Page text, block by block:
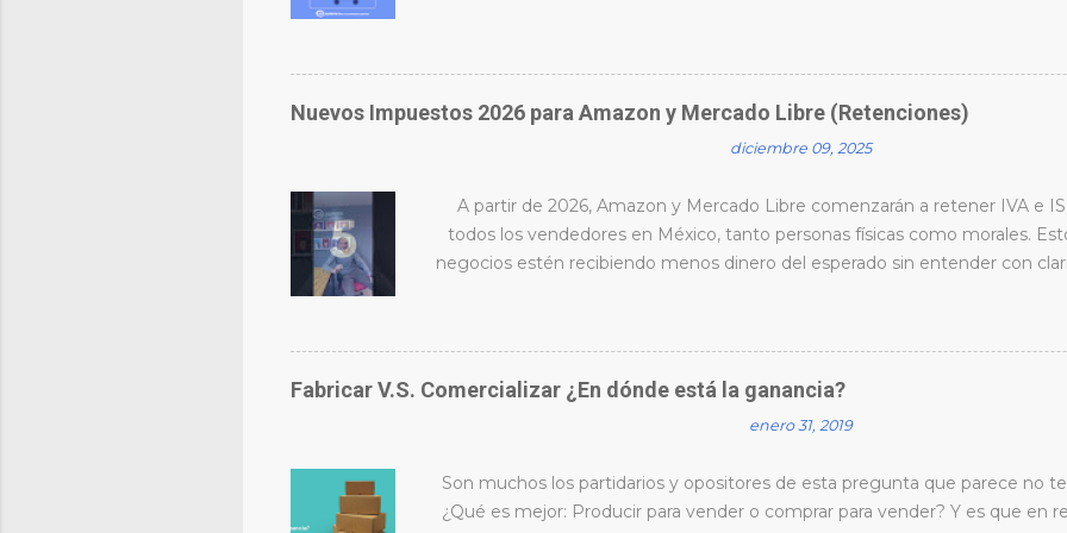
de pesos para poder estar vendiendo 1 millón mensual, aquí depende
maquilas. Moda, ropa y accesorios: En un reto, la mercancía es
modelo muy claro por temporadas y planes de rebajas. Tal y como lo
planeas 4 temporadas al año, debes vender todo el inventario en la
aplicar el modelo Fast Fashion, por ejemplo: Si el inventario de la
Nuevos Impuestos 2026 para Amazon y Mercado Libre (Retenciones)
diciembre 09, 2025
A partir de 2026, Amazon y Mercado Libre comenzarán a retener IVA e
todos los vendedores en México, tanto personas físicas como morales.
negocios estén recibiendo menos dinero del esperado sin entender con
rentabilidad de tu operación. En este video encontrarás una explicación
están reteniendo realmente, cuándo aplican los porcentajes del 20% y 16%,
2.5% y 8% con los movimientos fiscales adecuados. Las marcas que
especializada no solo entienden estos números — los anticipan. Saben
para no depender únicamente de un marketplace y mantener control real
Fabricar V.S. Comercializar ¿En dónde está la ganancia?
enero 31, 2019
Son muchos los partidarios y opositores de esta pregunta que parece no
¿Qué es mejor: Producir para vender o comprar para vender? Y es que en